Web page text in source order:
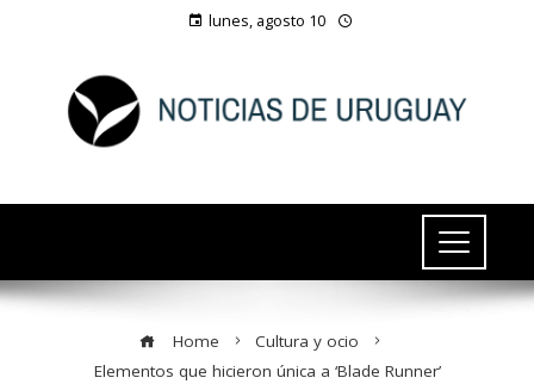
lunes, agosto 10
Home
Cultura y ocio
Elementos que hicieron única a ‘Blade Runner’